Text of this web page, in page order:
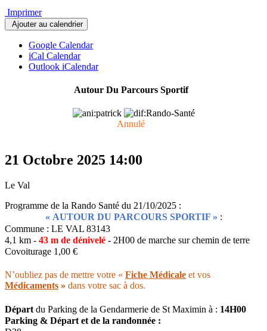
Imprimer
Ajouter au calendrier
Google Calendar
iCal Calendar
Outlook iCalendar
Autour Du Parcours Sportif
Annulé
21 Octobre 2025 14:00
Le Val
Programme de la Rando Santé du 21/10/2025 :
« AUTOUR DU PARCOURS SPORTIF » :
Commune : LE VAL 83143
4,1 km - 43 m de dénivelé - 2H00 de marche sur chemin de terre
Covoiturage 1,00 €
N’oubliez pas de mettre votre « Fiche Médicale et vos
Médicaments » dans votre sac à dos.
Départ du Parking de la Gendarmerie de St Maximin à : 14H00
Parking & Départ et de la randonnée :